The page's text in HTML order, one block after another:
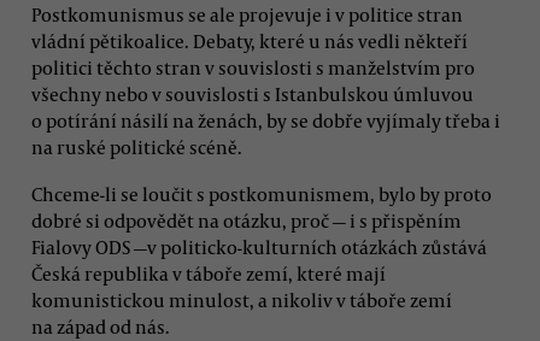
Postkomunismus se ale projevuje i v politice stran
vládní pětikoalice. Debaty, které u nás vedli někteří
politici těchto stran v souvislosti s manželstvím pro
všechny nebo v souvislosti s Istanbulskou úmluvou
o potírání násilí na ženách, by se dobře vyjímaly třeba i
na ruské politické scéně.
Chceme-li se loučit s postkomunismem, bylo by proto
dobré si odpovědět na otázku, proč — i s přispěním
Fialovy ODS —v politicko-kulturních otázkách zůstává
Česká republika v táboře zemí, které mají
komunistickou minulost, a nikoliv v táboře zemí
na západ od nás.